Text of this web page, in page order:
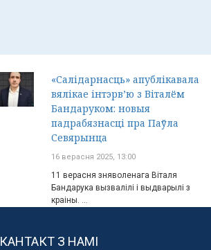
«Салідарнасць» апублікавала
вялікае інтэрв’ю з Віталём
Бандаруком: новыя
падрабязнасці пра Паўла
Севярынца
16 верасня 2025, 13:00
11 верасня зняволенага Віталя
Бандарука вызвалілі і выдварылі з
краіны. ...
КАНТАКТ З НАМІ